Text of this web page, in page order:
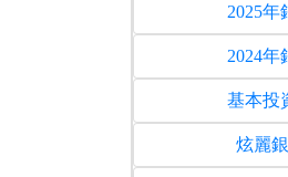
2025年
2024年
基本投
炫麗